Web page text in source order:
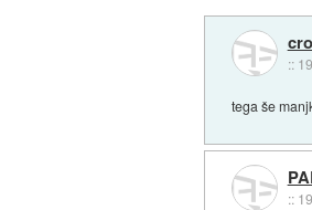
::
tega še
::